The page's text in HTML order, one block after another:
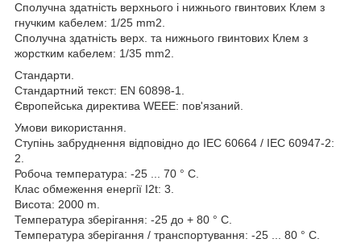
Сполучна здатність верхнього і нижнього гвинтових Клем з
гнучким кабелем: 1/25 mm2.
Сполучна здатність верх. та нижнього гвинтових Клем з
жорстким кабелем: 1/35 mm2.
Стандарти.
Стандартний текст: EN 60898-1.
Європейська директива WEEE: пов'язаний.
Умови використання.
Ступінь забруднення відповідно до IEC 60664 / IEC 60947-2:
2.
Робоча температура: -25 ... 70 ° C.
Клас обмеження енергії I2t: 3.
Висота: 2000 m.
Температура зберігання: -25 до + 80 ° C.
Температура зберігання / транспортування: -25 ... 80 ° C.